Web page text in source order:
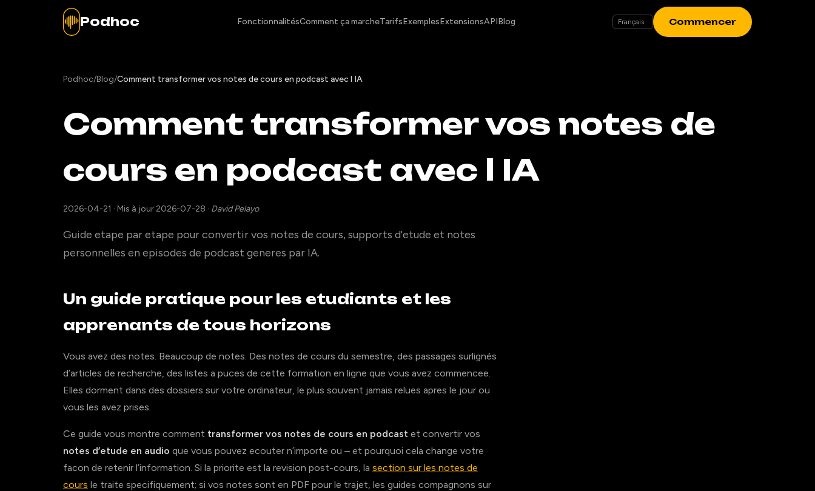
Podhoc FonctionnalitésComment ça marcheTarifsExemplesExtensionsAPIBlog Commencer
Podhoc/Blog/Comment transformer vos notes de cours en podcast avec l IA
Comment transformer vos notes de
cours en podcast avec l IA
2026-04-21 · Mis à jour 2026-07-28 · David Pelayo
Guide etape par etape pour convertir vos notes de cours, supports d'etude et notes
personnelles en episodes de podcast generes par IA.
Un guide pratique pour les etudiants et les
apprenants de tous horizons
Vous avez des notes. Beaucoup de notes. Des notes de cours du semestre, des passages surlignés
d’articles de recherche, des listes a puces de cette formation en ligne que vous avez commencee.
Elles dorment dans des dossiers sur votre ordinateur, le plus souvent jamais relues apres le jour ou
vous les avez prises.
Ce guide vous montre comment transformer vos notes de cours en podcast et convertir vos
notes d’etude en audio que vous pouvez ecouter n’importe ou – et pourquoi cela change votre
facon de retenir l’information. Si la priorite est la revision post-cours, la section sur les notes de
cours le traite specifiquement; si vos notes sont en PDF pour le trajet, les guides compagnons sur